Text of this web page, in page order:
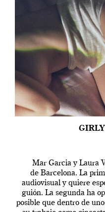
Mar Garcia y Laura
de Barcelona. La
audiovisual y quiere
guión. La segunda ha
posible que dentro de